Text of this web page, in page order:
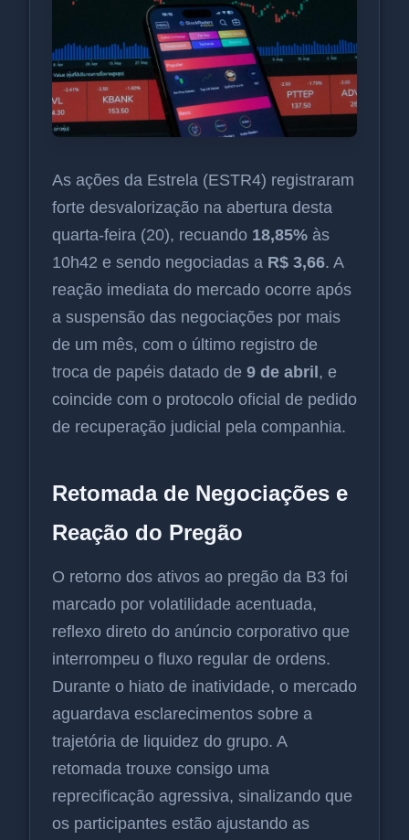
As ações da Estrela (ESTR4) registraram
forte desvalorização na abertura desta
quarta-feira (20), recuando 18,85% às
10h42 e sendo negociadas a R$ 3,66. A
reação imediata do mercado ocorre após
a suspensão das negociações por mais
de um mês, com o último registro de
troca de papéis datado de 9 de abril, e
coincide com o protocolo oficial de pedido
de recuperação judicial pela companhia.
Retomada de Negociações e
Reação do Pregão
O retorno dos ativos ao pregão da B3 foi
marcado por volatilidade acentuada,
reflexo direto do anúncio corporativo que
interrompeu o fluxo regular de ordens.
Durante o hiato de inatividade, o mercado
aguardava esclarecimentos sobre a
trajetória de liquidez do grupo. A
retomada trouxe consigo uma
reprecificação agressiva, sinalizando que
os participantes estão ajustando as